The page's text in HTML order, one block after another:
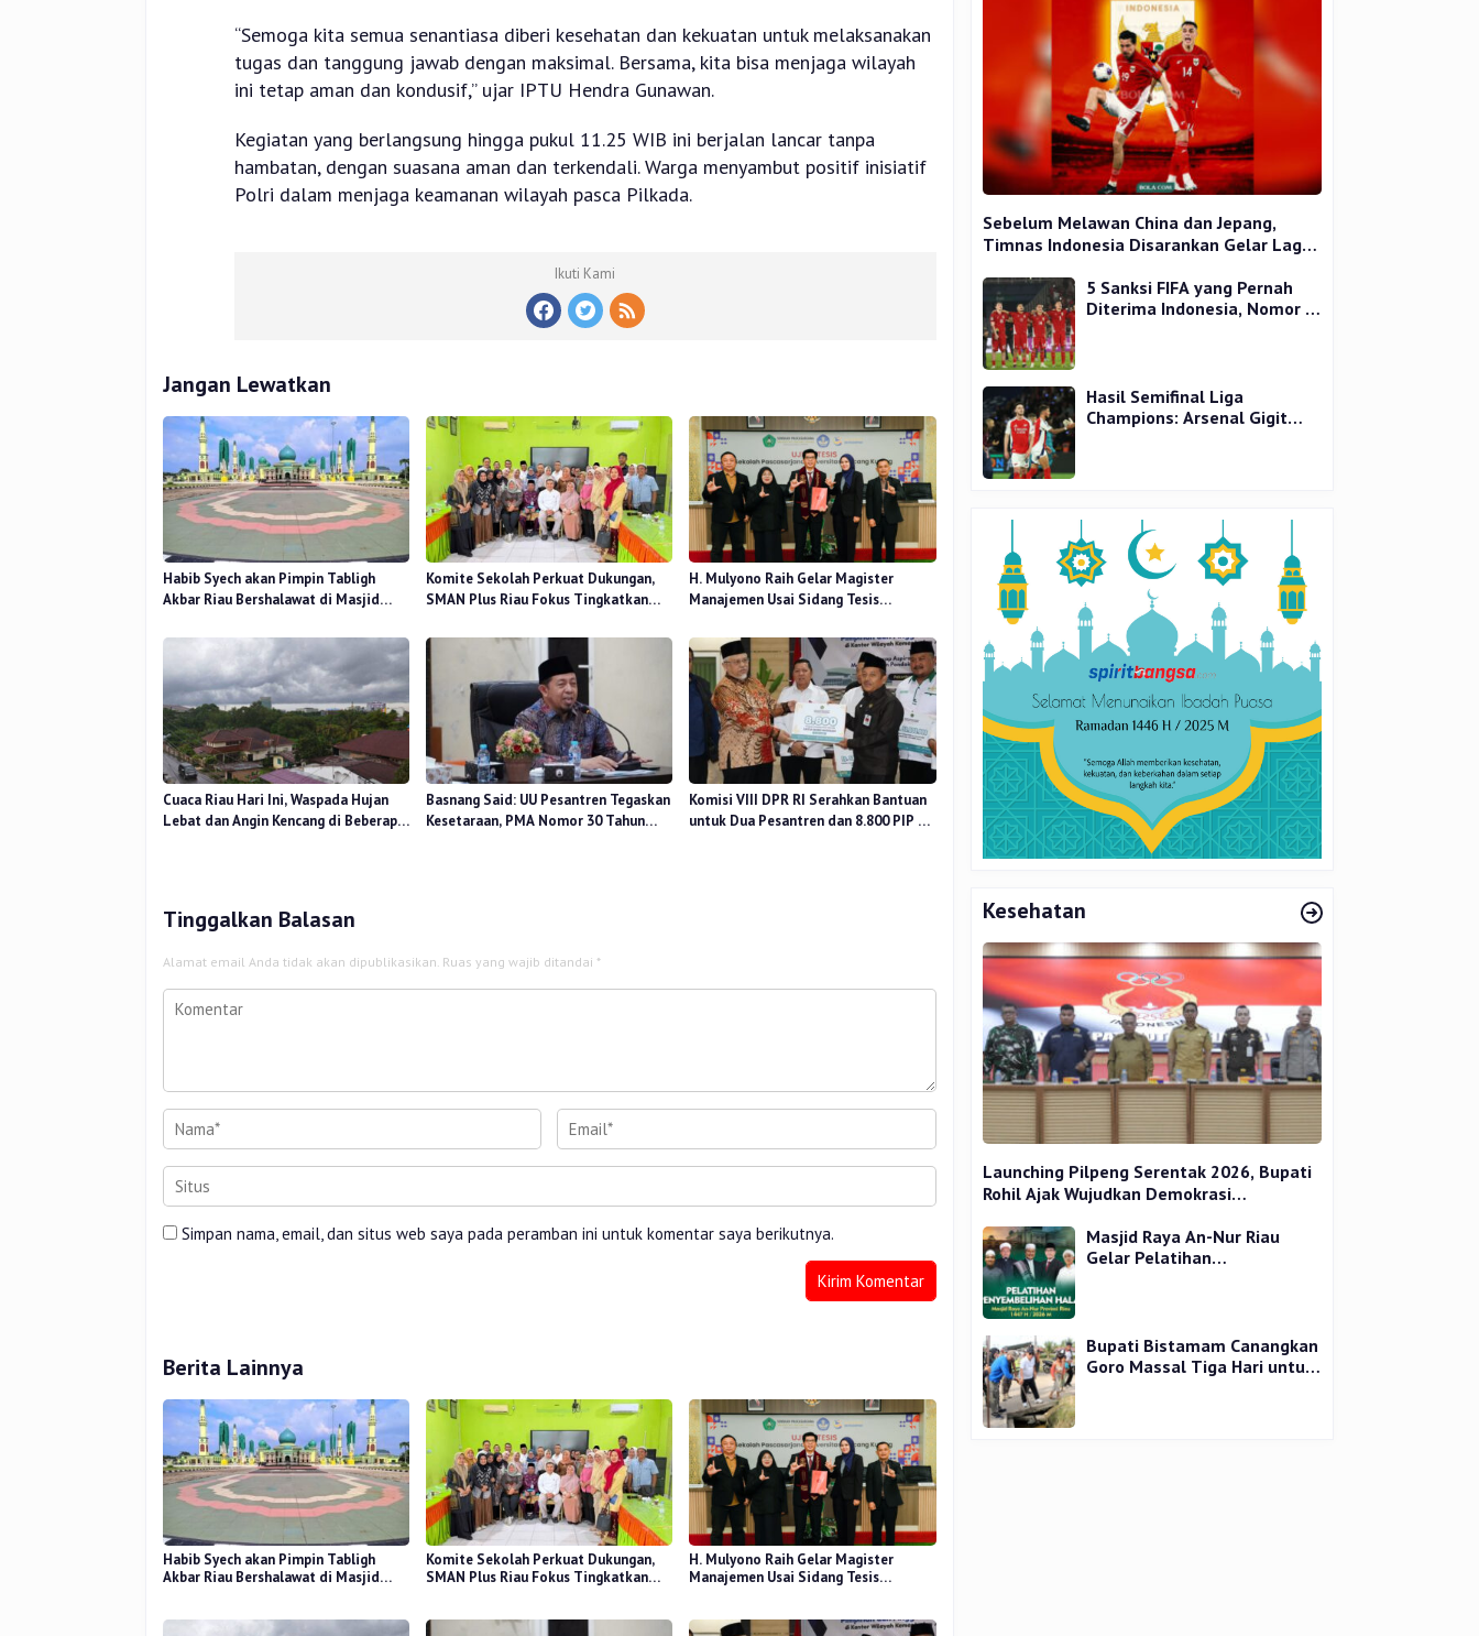
“Semoga kita semua senantiasa diberi kesehatan dan kekuatan untuk melaksanakan
tugas dan tanggung jawab dengan maksimal. Bersama, kita bisa menjaga wilayah
ini tetap aman dan kondusif,” ujar IPTU Hendra Gunawan.
Kegiatan yang berlangsung hingga pukul 11.25 WIB ini berjalan lancar tanpa
hambatan, dengan suasana aman dan terkendali. Warga menyambut positif inisiatif
Polri dalam menjaga keamanan wilayah pasca Pilkada.
Ikuti Kami
Jangan Lewatkan
Habib Syech akan Pimpin Tabligh
Akbar Riau Bershalawat di Masjid
Komite Sekolah Perkuat Dukungan,
SMAN Plus Riau Fokus Tingkatkan
H. Mulyono Raih Gelar Magister
Manajemen Usai Sidang Tesis
Kerja
Cuaca Riau Hari Ini, Waspada Hujan
Lebat dan Angin Kencang di Beberapa
Basnang Said: UU Pesantren Tegaskan
Kesetaraan, PMA Nomor 30 Tahun
Komisi VIII DPR RI Serahkan Bantuan
untuk Dua Pesantren dan 8.800 PIP di
Tinggalkan Balasan
Alamat email Anda tidak akan dipublikasikan. Ruas yang wajib ditandai *
Simpan nama, email, dan situs web saya pada peramban ini untuk komentar saya berikutnya.
Berita Lainnya
Habib Syech akan Pimpin Tabligh
Akbar Riau Bershalawat di Masjid
Komite Sekolah Perkuat Dukungan,
SMAN Plus Riau Fokus Tingkatkan
H. Mulyono Raih Gelar Magister
Manajemen Usai Sidang Tesis
Sebelum Melawan China dan Jepang,
Timnas Indonesia Disarankan Gelar Laga
5 Sanksi FIFA yang Pernah
Diterima Indonesia, Nomor 1
Hasil Semifinal Liga
Champions: Arsenal Gigit
Kesehatan
Launching Pilpeng Serentak 2026, Bupati
Rohil Ajak Wujudkan Demokrasi
Masjid Raya An-Nur Riau
Gelar Pelatihan
Bupati Bistamam Canangkan
Goro Massal Tiga Hari untuk